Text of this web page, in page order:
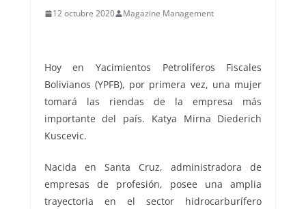
12 octubre 2020 Magazine Management
Hoy en Yacimientos Petrolíferos Fiscales
Bolivianos (YPFB), por primera vez, una mujer
tomará las riendas de la empresa más
importante del país. Katya Mirna Diederich
Kuscevic.
Nacida en Santa Cruz, administradora de
empresas de profesión, posee una amplia
trayectoria en el sector hidrocarburífero